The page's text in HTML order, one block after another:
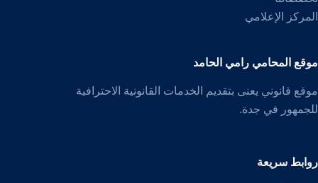
المركز الإعلامي
موقع المحامي رامي الحامد
موقع قانوني يعنى بتقديم الخدمات القانونية الاحترافية
للجمهور في جدة.
روابط سريعة